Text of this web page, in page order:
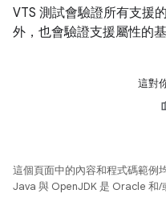
VTS 測試會驗證所有支援
外，也會驗證支援屬性的基
這對
這個頁面中的內容和程式碼範例
Java 與 OpenJDK 是 Oracle 和/